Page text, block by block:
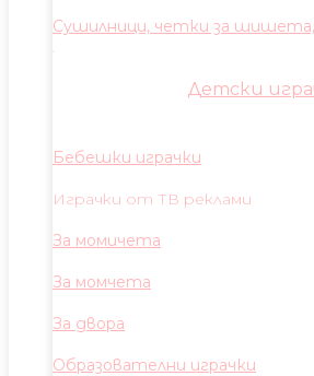
Сушилници, четки за
Детски
Бебешки играчки
Играчки от ТВ реклами
За момичета
За момчета
За двора
Образователни играчки